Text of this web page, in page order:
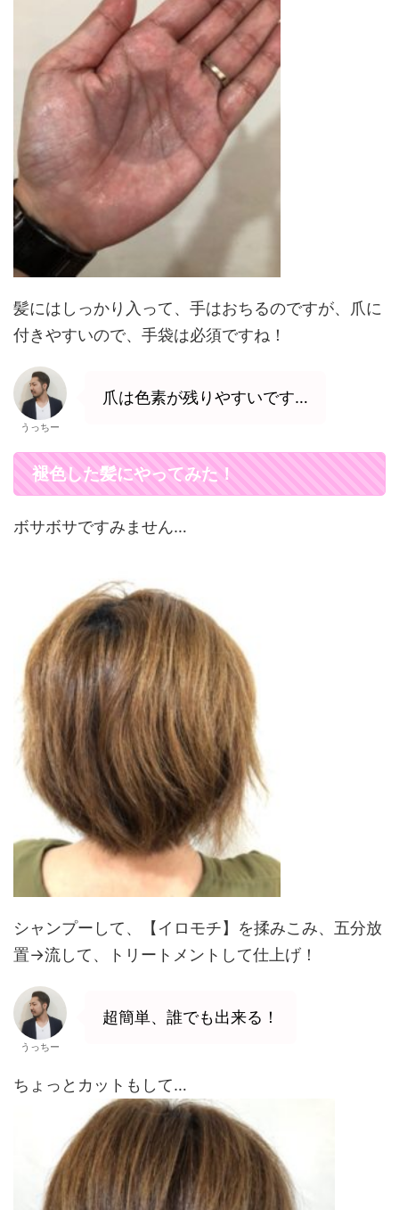
髪にはしっかり入って、手はおちるのですが、爪に
付きやすいので、手袋は必須ですね！
うっちー
爪は色素が残りやすいです…
褪色した髪にやってみた！
ボサボサですみません…
シャンプーして、【イロモチ】を揉みこみ、五分放
置→流して、トリートメントして仕上げ！
うっちー
超簡単、誰でも出来る！
ちょっとカットもして…